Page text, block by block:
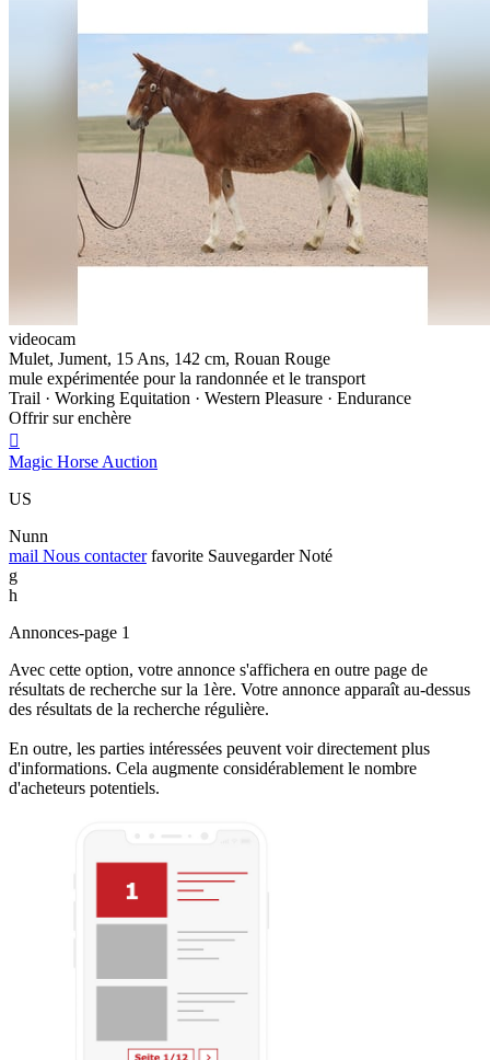
videocam
Mulet, Jument, 15 Ans, 142 cm, Rouan Rouge
mule expérimentée pour la randonnée et le transport
Trail · Working Equitation · Western Pleasure · Endurance
Offrir sur enchère

Magic Horse Auction
US
Nunn
mail Nous contacter favorite Sauvegarder Noté
g
h
Annonces-page 1
Avec cette option, votre annonce s'affichera en outre page de
résultats de recherche sur la 1ère. Votre annonce apparaît au-dessus
des résultats de la recherche régulière.
En outre, les parties intéressées peuvent voir directement plus
d'informations. Cela augmente considérablement le nombre
d'acheteurs potentiels.